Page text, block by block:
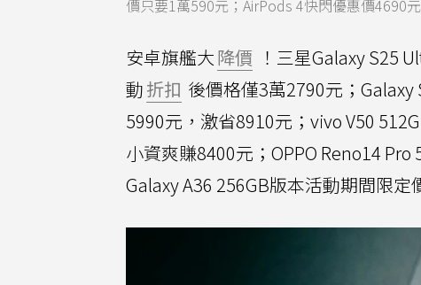
價只要1萬590元；AirPods 4快閃優惠價4690
安卓旗艦大降價 ！三星Galaxy S25
動折扣 後價格僅3萬2790元；
5990元，激省8910元；vivo V50
小資爽賺8400元；OPPO Reno14
Galaxy A36 256GB版本活動期間限定